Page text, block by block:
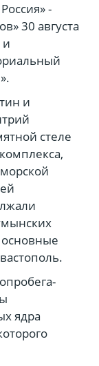
-
30 августа
и
и
стеле
основные
ядра